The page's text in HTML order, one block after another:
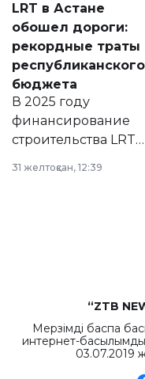
документ
появился в базе
нормативных
правовых актов и
на сайте маслихат
города.
LRT в Астане
обошел дороги:
рекордные траты
республиканского
бюджета
В 2025 году
финансирование
строительства LRT
республиканского
31 желтоқсан, 12:39
“ZTB
Мерзімді баспа
интернет-басылымды
03.07.2019